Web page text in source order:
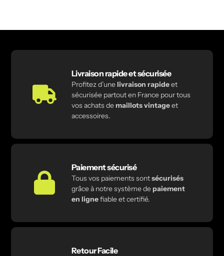
Livraison rapide et sécurisée
Profitez d’unelivraison rapideet
sécurisée partout en France pour tous
vos achats demaillots vintageet
accessoires.
Paiement sécurisé
Tous vos paiements sontsécurisés
grâce à notre système depaiement
en lignefiable et certifié.
Retour Facile